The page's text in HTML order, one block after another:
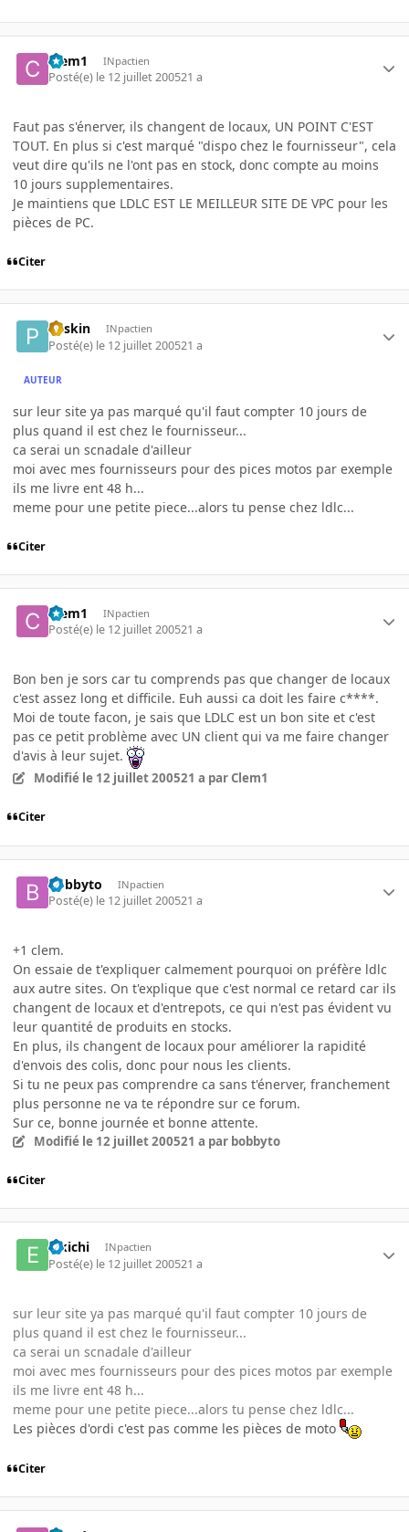
Clem1 INpactien
Posté(e) le 12 juillet 200521 a
Faut pas s'énerver, ils changent de locaux, UN POINT C'EST
TOUT. En plus si c'est marqué "dispo chez le fournisseur", cela
veut dire qu'ils ne l'ont pas en stock, donc compte au moins
10 jours supplementaires.
Je maintiens que LDLC EST LE MEILLEUR SITE DE VPC pour les
pièces de PC.
Citer
Pliskin INpactien
Posté(e) le 12 juillet 200521 a
AUTEUR
sur leur site ya pas marqué qu'il faut compter 10 jours de
plus quand il est chez le fournisseur...
ca serai un scnadale d'ailleur
moi avec mes fournisseurs pour des pices motos par exemple
ils me livre ent 48 h...
meme pour une petite piece...alors tu pense chez ldlc...
Citer
Clem1 INpactien
Posté(e) le 12 juillet 200521 a
Bon ben je sors car tu comprends pas que changer de locaux
c'est assez long et difficile. Euh aussi ca doit les faire c****.
Moi de toute facon, je sais que LDLC est un bon site et c'est
pas ce petit problème avec UN client qui va me faire changer
d'avis à leur sujet.
Modifié le 12 juillet 200521 a par Clem1
Citer
bobbyto INpactien
Posté(e) le 12 juillet 200521 a
+1 clem.
On essaie de t'expliquer calmement pourquoi on préfère ldlc
aux autre sites. On t'explique que c'est normal ce retard car ils
changent de locaux et d'entrepots, ce qui n'est pas évident vu
leur quantité de produits en stocks.
En plus, ils changent de locaux pour améliorer la rapidité
d'envois des colis, donc pour nous les clients.
Si tu ne peux pas comprendre ca sans t'énerver, franchement
plus personne ne va te répondre sur ce forum.
Sur ce, bonne journée et bonne attente.
Modifié le 12 juillet 200521 a par bobbyto
Citer
Eikichi INpactien
Posté(e) le 12 juillet 200521 a
sur leur site ya pas marqué qu'il faut compter 10 jours de
plus quand il est chez le fournisseur...
ca serai un scnadale d'ailleur
moi avec mes fournisseurs pour des pices motos par exemple
ils me livre ent 48 h...
meme pour une petite piece...alors tu pense chez ldlc...
Les pièces d'ordi c'est pas comme les pièces de moto
Citer